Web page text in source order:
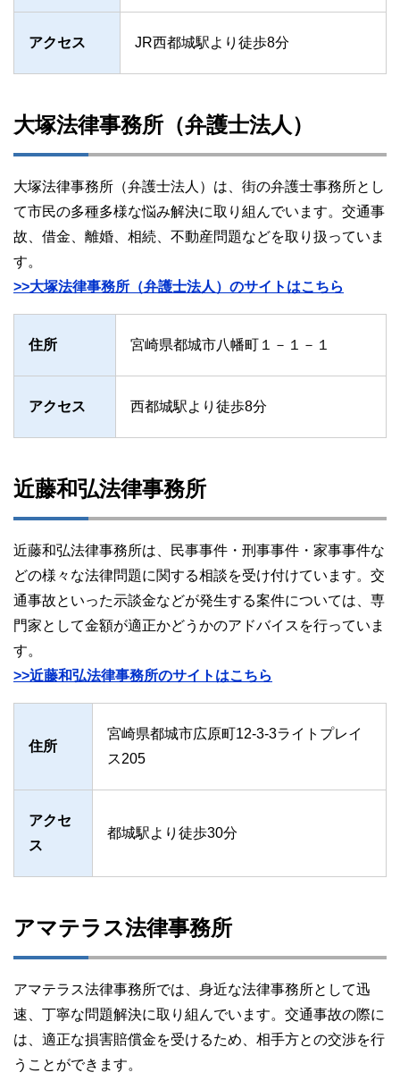
アクセス JR西都城駅より徒歩8分
大塚法律事務所（弁護士法人）
大塚法律事務所（弁護士法人）は、街の弁護士事務所とし
て市民の多種多様な悩み解決に取り組んでいます。交通事
故、借金、離婚、相続、不動産問題などを取り扱っていま
す。
>>大塚法律事務所（弁護士法人）のサイトはこちら
住所 宮崎県都城市八幡町１－１－１
アクセス 西都城駅より徒歩8分
近藤和弘法律事務所
近藤和弘法律事務所は、民事事件・刑事事件・家事事件な
どの様々な法律問題に関する相談を受け付けています。交
通事故といった示談金などが発生する案件については、専
門家として金額が適正かどうかのアドバイスを行っていま
す。
>>近藤和弘法律事務所のサイトはこちら
住所
宮崎県都城市広原町12-3-3ライトプレイ
ス205
アクセ
ス
都城駅より徒歩30分
アマテラス法律事務所
アマテラス法律事務所では、身近な法律事務所として迅
速、丁寧な問題解決に取り組んでいます。交通事故の際に
は、適正な損害賠償金を受けるため、相手方との交渉を行
うことができます。